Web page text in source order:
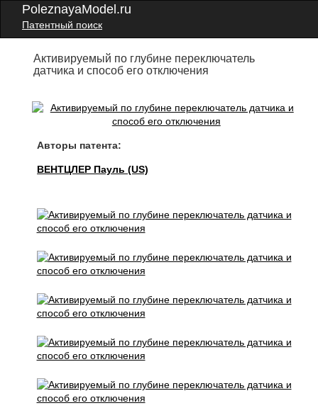
PoleznayaModel.ru
Патентный поиск
Активируемый по глубине переключатель
датчика и способ его отключения
Авторы патента:
ВЕНТЦЛЕР Пауль (US)